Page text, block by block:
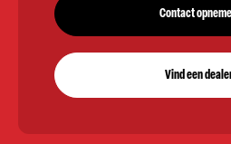
Contact
Vind een